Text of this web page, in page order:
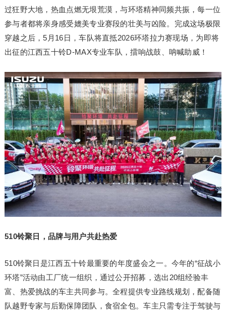
过狂野大地，热血点燃无垠荒漠，与环塔精神同频共振，每一位
参与者都将亲身感受媲美专业赛段的壮美与凶险。完成这场极限
穿越之后，5月16日，车队将直抵2026环塔拉力赛现场，为即将
出征的江西五十铃D-MAX专业车队，擂响战鼓、呐喊助威！
510铃聚日，品牌与用户共赴热爱
510铃聚日是江西五十铃最重要的年度盛会之一。今年的“征战小
环塔”活动由工厂统一组织，通过公开招募，选出20组经验丰
富、热爱挑战的车主共同参与。全程提供专业路线规划，配备随
队越野专家与后勤保障团队，食宿全包。车主只需专注于驾驶与